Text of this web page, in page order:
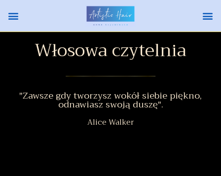
Włosowa czytelnia
"Zawsze gdy tworzysz wokół siebie piękno,
odnawiasz swoją duszę".
Alice Walker